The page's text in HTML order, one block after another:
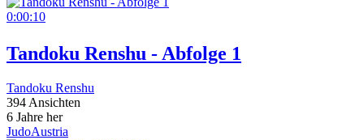
0:00:10
Tandoku Renshu - Abfolge 1
Tandoku Renshu
394 Ansichten
6 Jahre her
JudoAustria